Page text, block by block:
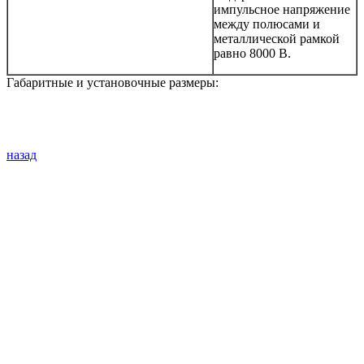
импульсное напряжение
между полюсами и
металлической рамкой
равно 8000 В.
Габаритные и установочные размеры:
назад